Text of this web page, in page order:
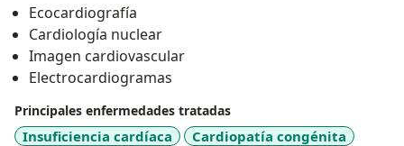
Ecocardiografía
Cardiología nuclear
Imagen cardiovascular
Electrocardiogramas
Principales enfermedades tratadas
Insuficiencia cardíaca
Cardiopatía congénita